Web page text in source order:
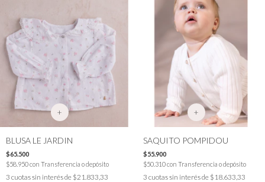
+
BLUSA LE JARDIN
$65.500
$58.950con Transferencia o depósito
3 cuotas sin interés de $21.833,33
+
SAQUITO POMPIDOU
$55.900
$50.310con Transferencia o depósito
3 cuotas sin interés de $18.633,33